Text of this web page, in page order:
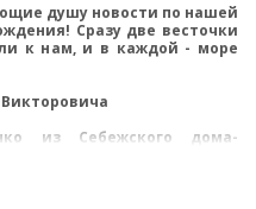
душу новости по нашей
Сразу две весточки
к нам, и в каждой - море
из Себежского дома-